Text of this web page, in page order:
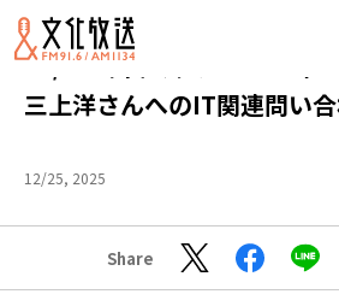
12/25（木）輝け！2025年
三上洋さんへのIT関連問い
12/25, 2025
Share